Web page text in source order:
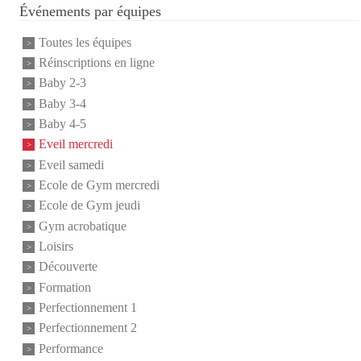
Événements par équipes
Toutes les équipes
Réinscriptions en ligne
Baby 2-3
Baby 3-4
Baby 4-5
Eveil mercredi
Eveil samedi
Ecole de Gym mercredi
Ecole de Gym jeudi
Gym acrobatique
Loisirs
Découverte
Formation
Perfectionnement 1
Perfectionnement 2
Performance